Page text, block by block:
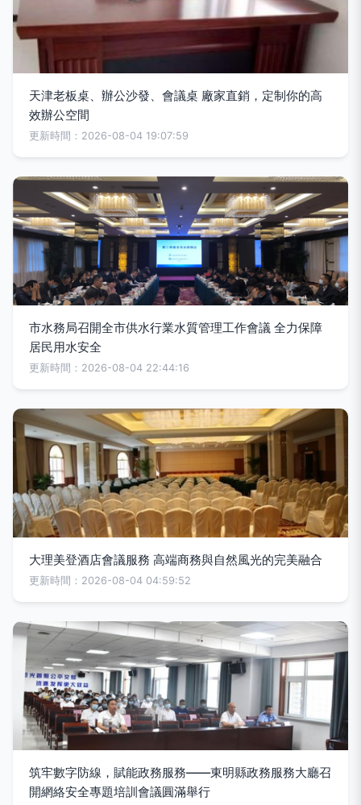
天津老板桌、辦公沙發、會議桌 廠家直銷，定制你的高
效辦公空間
更新時間：2026-08-04 19:07:59
市水務局召開全市供水行業水質管理工作會議 全力保障
居民用水安全
更新時間：2026-08-04 22:44:16
大理美登酒店會議服務 高端商務與自然風光的完美融合
更新時間：2026-08-04 04:59:52
筑牢數字防線，賦能政務服務——東明縣政務服務大廳召
開網絡安全專題培訓會議圓滿舉行